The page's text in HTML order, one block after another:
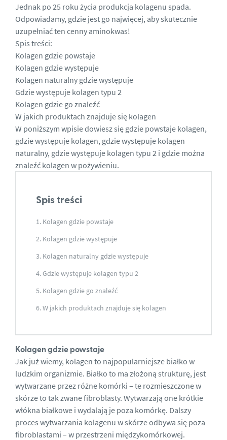
Jednak po 25 roku życia produkcja kolagenu spada.
Odpowiadamy, gdzie jest go najwięcej, aby skutecznie
uzupełniać ten cenny aminokwas!
Spis treści:
Kolagen gdzie powstaje
Kolagen gdzie występuje
Kolagen naturalny gdzie występuje
Gdzie występuje kolagen typu 2
Kolagen gdzie go znaleźć
W jakich produktach znajduje się kolagen
W poniższym wpisie dowiesz się gdzie powstaje kolagen,
gdzie występuje kolagen, gdzie występuje kolagen
naturalny, gdzie występuje kolagen typu 2 i gdzie można
znaleźć kolagen w pożywieniu.
Spis treści
Kolagen gdzie powstaje
Kolagen gdzie występuje
Kolagen naturalny gdzie występuje
Gdzie występuje kolagen typu 2
Kolagen gdzie go znaleźć
W jakich produktach znajduje się kolagen
Kolagen gdzie powstaje
Jak już wiemy, kolagen to najpopularniejsze białko w
ludzkim organizmie. Białko to ma złożoną strukturę, jest
wytwarzane przez różne komórki – te rozmieszczone w
skórze to tak zwane fibroblasty. Wytwarzają one krótkie
włókna białkowe i wydalają je poza komórkę. Dalszy
proces wytwarzania kolagenu w skórze odbywa się poza
fibroblastami – w przestrzeni międzykomórkowej.